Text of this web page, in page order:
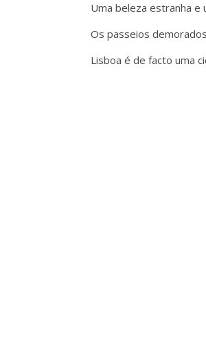
Uma beleza estranha e
Os passeios
Lisboa é de facto uma